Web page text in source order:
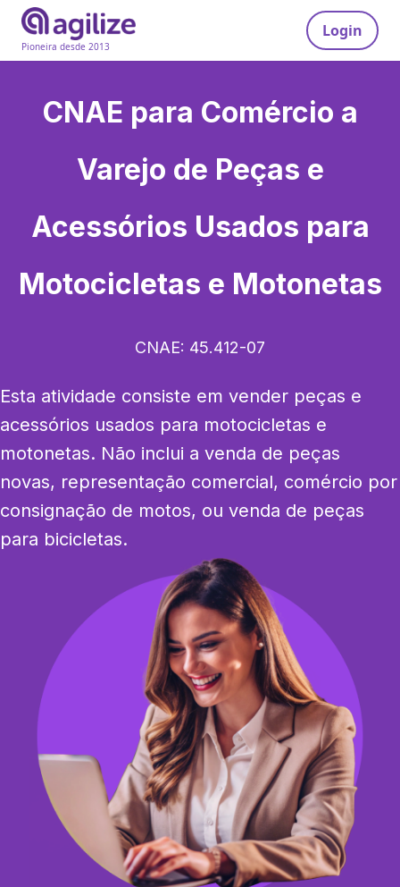
Pioneira desde 2013
Login
CNAE para Comércio a
Varejo de Peças e
Acessórios Usados para
Motocicletas e Motonetas
CNAE: 45.412-07
Esta atividade consiste em vender peças e
acessórios usados para motocicletas e
motonetas. Não inclui a venda de peças
novas, representação comercial, comércio por
consignação de motos, ou venda de peças
para bicicletas.